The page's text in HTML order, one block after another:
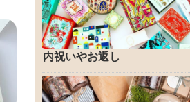
内祝いやお返し